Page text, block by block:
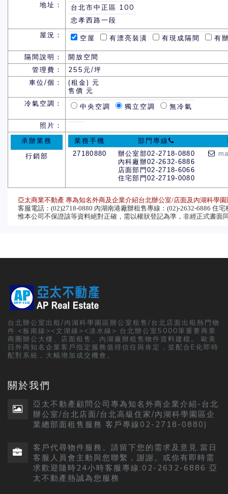
地址：
台北市中正區 100
忠孝西路一段
屋況：
空屋 有漂亮裝潢 有現成隔間 有
隔間說明：
開放空間
管理費：
255元/坪
車位/個：
(租金) 元
售價 元
冷氣空調：
中央空調 獨立空調 無冷氣
照片：
承辦業務
行銷部
業務手機 部門專線
27180880
辦公室部02-2718-0880
內科廠辦02-2632-6886
店面部門02-2718-6066
住宅部門02-2719-0080
亞太商業不動產 專為知名外商及企業介紹台北辦公室/店面及內湖科學
客服電話：(02)2718-0880 內湖南港廠辦租售專線：(02)-2632-6886 住
惟本公司不保證該等資料絕對正確，需以權狀登記為準，非經正式書面
台北辦公室出租/內湖科學園區辦公室租售/台北店面出租熱門物
件 <板南線><文湖線><淡水線> 台北辦公室5000筆重要商業
商圈辦公大樓、店面租售、內湖廠辦租售物件資料建檔。 歐美
日外商知名企業客戶指定服務值得信任與肯定，並配合E化即時
配對系統，大幅增加成交機會。
關於我們
亞太不動產顧問公司專為知名外商企業介紹-台北
辦公室/台北店面/台北高級住家/內湖科學園區企
業總部面租售服務 客戶專線02-2718-0880)
客戶代尋物件服務。請留下您的需求及意見.當日
客服人員會主動與您聯繫，謝謝。或你有即時需
求歡迎隨時24小時客服專線:02-2632-6886 亞
太不動產熱誠為您服務